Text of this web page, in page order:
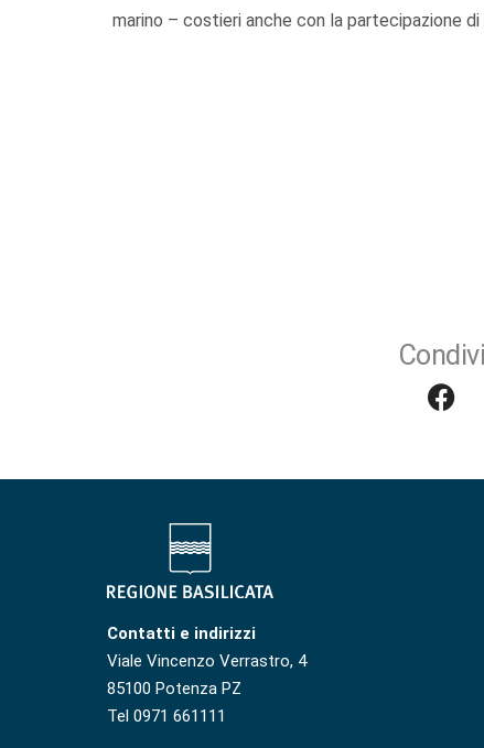
marino – costieri anche con la partecipazione
Contatti e indirizzi
Viale Vincenzo Verrastro, 4
85100 Potenza PZ
Tel 0971 661111